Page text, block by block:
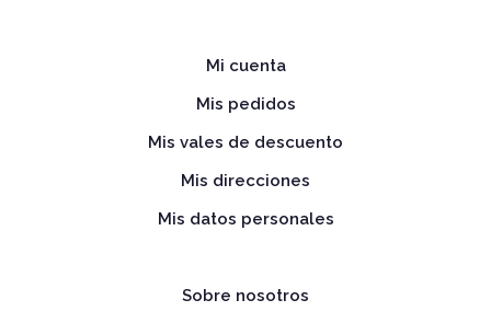
Mi cuenta
Mis pedidos
Mis vales de descuento
Mis direcciones
Mis datos personales
Sobre nosotros